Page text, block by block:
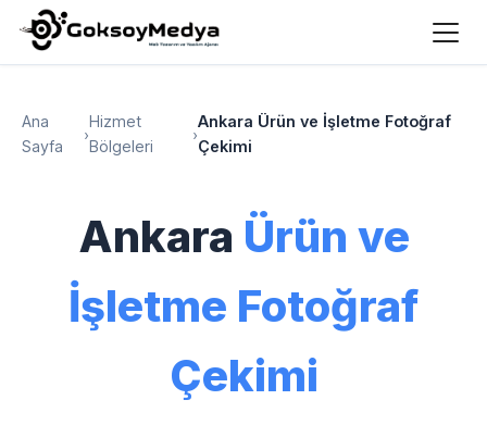
Ana
Sayfa
›
Hizmet
Bölgeleri
›
Ankara Ürün ve İşletme Fotoğraf
Çekimi
Ankara Ürün ve
İşletme Fotoğraf
Çekimi